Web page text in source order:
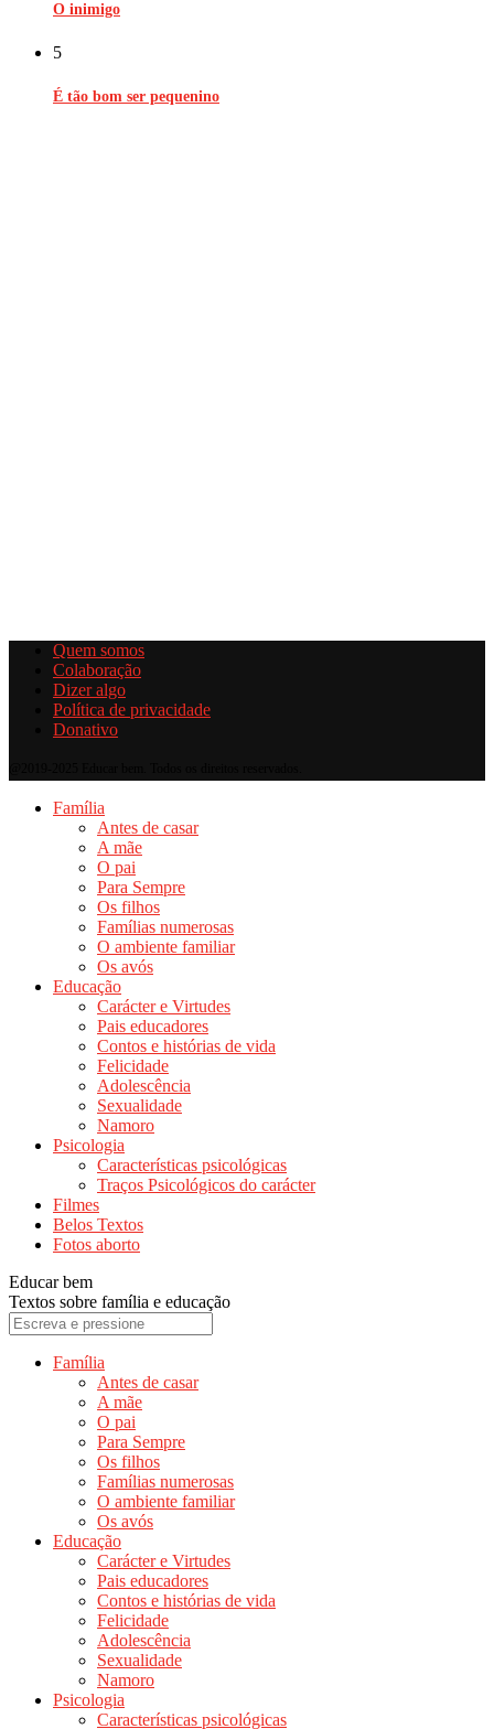
O inimigo
5
É tão bom ser pequenino
Quem somos
Colaboração
Dizer algo
Política de privacidade
Donativo
Família
Antes de casar
A mãe
O pai
Para Sempre
Os filhos
Famílias numerosas
O ambiente familiar
Os avós
Educação
Carácter e Virtudes
Pais educadores
Contos e histórias de vida
Felicidade
Adolescência
Sexualidade
Namoro
Psicologia
Características psicológicas
Traços Psicológicos do carácter
Filmes
Belos Textos
Fotos aborto
Educar bem
Textos sobre família e educação
Família
Antes de casar
A mãe
O pai
Para Sempre
Os filhos
Famílias numerosas
O ambiente familiar
Os avós
Educação
Carácter e Virtudes
Pais educadores
Contos e histórias de vida
Felicidade
Adolescência
Sexualidade
Namoro
Psicologia
Características psicológicas